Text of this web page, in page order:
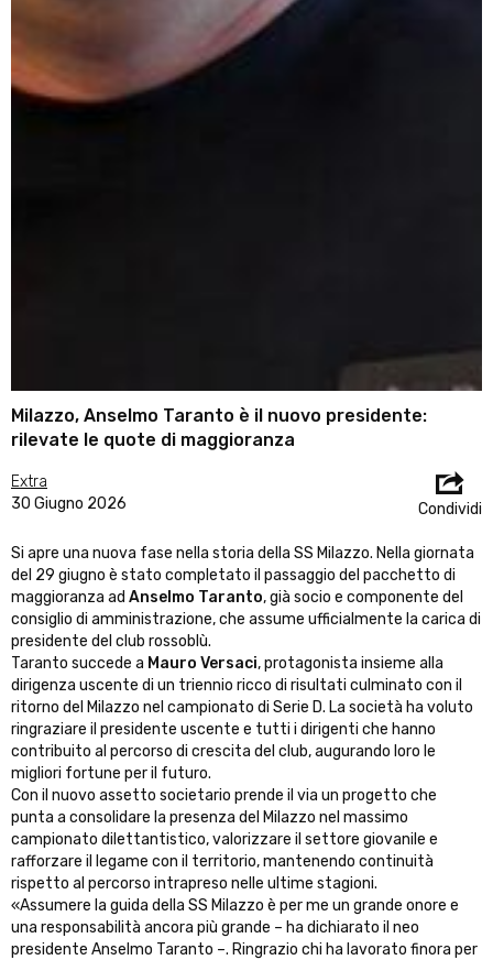
Milazzo, Anselmo Taranto è il nuovo presidente:
rilevate le quote di maggioranza
Extra
30 Giugno 2026
Condividi
Si apre una nuova fase nella storia della SS Milazzo. Nella giornata
del 29 giugno è stato completato il passaggio del pacchetto di
maggioranza ad Anselmo Taranto, già socio e componente del
consiglio di amministrazione, che assume ufficialmente la carica di
presidente del club rossoblù.
Taranto succede a Mauro Versaci, protagonista insieme alla
dirigenza uscente di un triennio ricco di risultati culminato con il
ritorno del Milazzo nel campionato di Serie D. La società ha voluto
ringraziare il presidente uscente e tutti i dirigenti che hanno
contribuito al percorso di crescita del club, augurando loro le
migliori fortune per il futuro.
Con il nuovo assetto societario prende il via un progetto che
punta a consolidare la presenza del Milazzo nel massimo
campionato dilettantistico, valorizzare il settore giovanile e
rafforzare il legame con il territorio, mantenendo continuità
rispetto al percorso intrapreso nelle ultime stagioni.
«Assumere la guida della SS Milazzo è per me un grande onore e
una responsabilità ancora più grande – ha dichiarato il neo
presidente Anselmo Taranto –. Ringrazio chi ha lavorato finora per